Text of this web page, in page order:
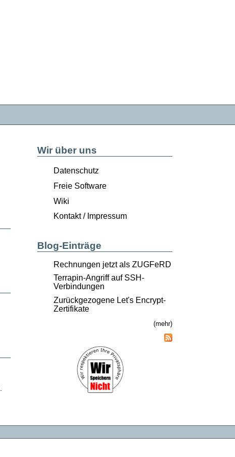
Wir über uns
Datenschutz
Freie Software
Wiki
Kontakt / Impressum
Blog-Einträge
Rechnungen jetzt als ZUGFeRD
Terrapin-Angriff auf SSH-
Verbindungen
Zurückgezogene Let's Encrypt-
Zertifikate
(mehr)